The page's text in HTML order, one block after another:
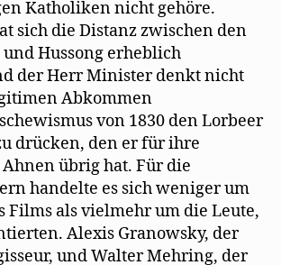
Katholiken nicht gehöre.
sich die Distanz zwischen den
Hussong erheblich
der Herr Minister denkt nicht
Abkommen
von 1830 den Lorbeer
drücken, den er für ihre
übrig hat. Für die
handelte es sich weniger um
Films als vielmehr um die Leute,
Alexis Granowsky, der
und Walter Mehring, der